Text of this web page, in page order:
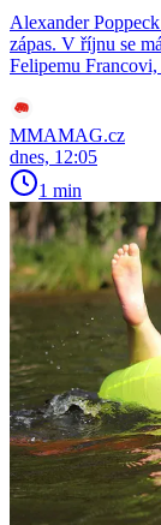
Alexander
zápas. V říjnu se
Felipemu
MMAMAG.cz
dnes, 12:05
1 min